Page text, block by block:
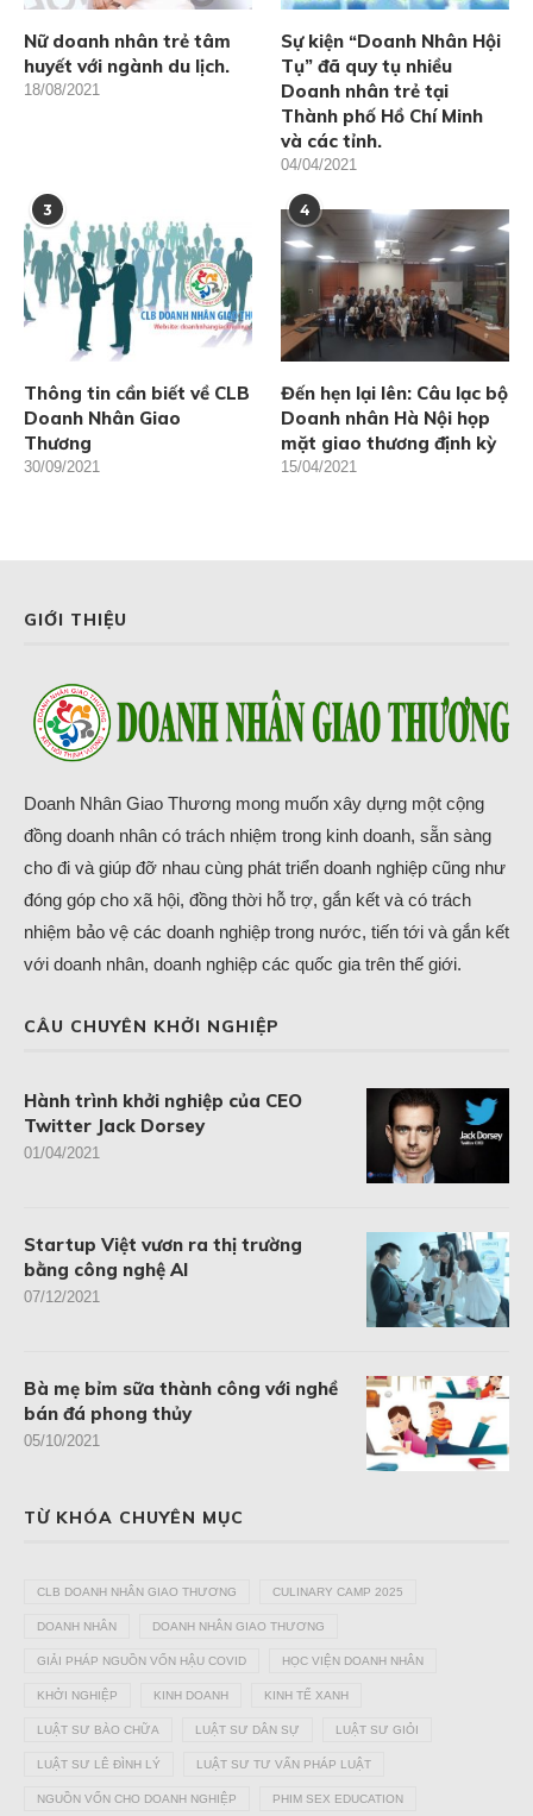
Nữ doanh nhân trẻ tâm
huyết với ngành du lịch.
18/08/2021
Sự kiện “Doanh Nhân Hội
Tụ” đã quy tụ nhiều
Doanh nhân trẻ tại
Thành phố Hồ Chí Minh
và các tỉnh.
04/04/2021
3
Thông tin cần biết về CLB
Doanh Nhân Giao
Thương
30/09/2021
4
Đến hẹn lại lên: Câu lạc bộ
Doanh nhân Hà Nội họp
mặt giao thương định kỳ
15/04/2021
GIỚI THIỆU
Doanh Nhân Giao Thương mong muốn xây dựng một cộng
đồng doanh nhân có trách nhiệm trong kinh doanh, sẵn sàng
cho đi và giúp đỡ nhau cùng phát triển doanh nghiệp cũng như
đóng góp cho xã hội, đồng thời hỗ trợ, gắn kết và có trách
nhiệm bảo vệ các doanh nghiệp trong nước, tiến tới và gắn kết
với doanh nhân, doanh nghiệp các quốc gia trên thế giới.
CÂU CHUYÊN KHỞI NGHIỆP
Hành trình khởi nghiệp của CEO
Twitter Jack Dorsey
01/04/2021
Startup Việt vươn ra thị trường
bằng công nghệ AI
07/12/2021
Bà mẹ bỉm sữa thành công với nghề
bán đá phong thủy
05/10/2021
TỪ KHÓA CHUYÊN MỤC
CLB DOANH NHÂN GIAO THƯƠNG CULINARY CAMP 2025
DOANH NHÂN DOANH NHÂN GIAO THƯƠNG
GIẢI PHÁP NGUỒN VỐN HẬU COVID HỌC VIỆN DOANH NHÂN
KHỞI NGHIỆP KINH DOANH KINH TẾ XANH
LUẬT SƯ BÀO CHỮA LUẬT SƯ DÂN SỰ LUẬT SƯ GIỎI
LUẬT SƯ LÊ ĐÌNH LÝ LUẬT SƯ TƯ VẤN PHÁP LUẬT
NGUỒN VỐN CHO DOANH NGHIỆP PHIM SEX EDUCATION